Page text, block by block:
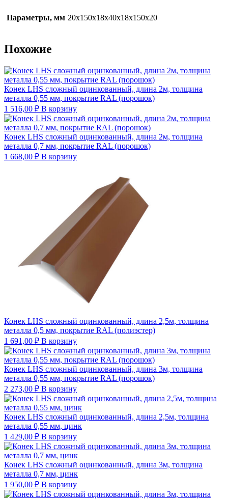
Параметры, мм 20х150х18х40х18х150х20
Похожие
Конек LHS сложный оцинкованный, длина 2м, толщина
металла 0,55 мм, покрытие RAL (порошок)
1 516,00 ₽ В корзину
Конек LHS сложный оцинкованный, длина 2м, толщина
металла 0,7 мм, покрытие RAL (порошок)
1 668,00 ₽ В корзину
Конек LHS сложный оцинкованный, длина 2,5м, толщина
металла 0,5 мм, покрытие RAL (полиэстер)
1 691,00 ₽ В корзину
Конек LHS сложный оцинкованный, длина 3м, толщина
металла 0,55 мм, покрытие RAL (порошок)
2 273,00 ₽ В корзину
Конек LHS сложный оцинкованный, длина 2,5м, толщина
металла 0,55 мм, цинк
1 429,00 ₽ В корзину
Конек LHS сложный оцинкованный, длина 3м, толщина
металла 0,7 мм, цинк
1 950,00 ₽ В корзину